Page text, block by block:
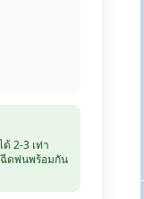
2-3 เท่า
ฉีดพ่นพร้อมกัน